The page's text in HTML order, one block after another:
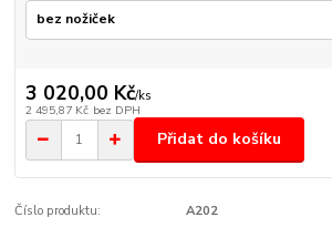
3 020,00 Kč/ks
2 495,87 Kč bez DPH
Přidat do košíku
Číslo produktu: A202